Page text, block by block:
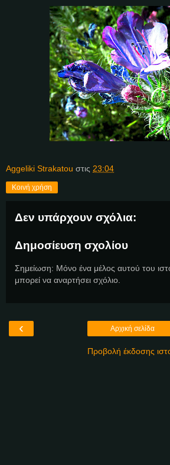
Aggeliki Strakatou στις 23:04
Κοινή χρήση
Δεν υπάρχουν σχόλια:
Δημοσίευση σχολίου
Σημείωση: Μόνο ένα μέλος αυτού του
μπορεί να αναρτήσει σχόλιο.
‹ Αρχική σελίδα
Προβολή έκδοσης